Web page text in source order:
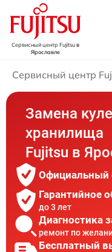
Сервисный центр Fujitsuв
Ярославле
Сервисный центр
Замена
хранилища
Fujitsu в
Официальный
Гарантийное
до 3 лет
Диагностика
ремонт по
Бесплатный